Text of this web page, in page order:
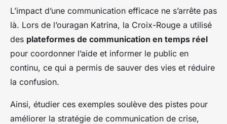
L’impact d’une communication efficace ne s’arrête pas
là. Lors de l’ouragan Katrina, la Croix-Rouge a utilisé
des plateformes de communication en temps réel
pour coordonner l’aide et informer le public en
continu, ce qui a permis de sauver des vies et réduire
la confusion.
Ainsi, étudier ces exemples soulève des pistes pour
améliorer la stratégie de communication de crise,